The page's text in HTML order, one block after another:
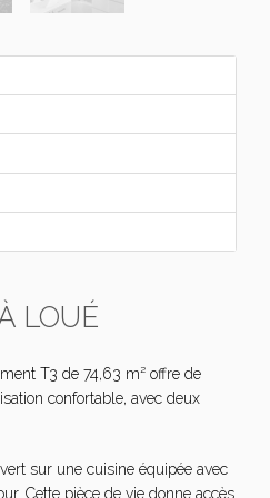
LOUÉ
T3 de 74,63 m² offre de
confortable, avec deux
sur une cuisine équipée avec
Cette pièce de vie donne accès